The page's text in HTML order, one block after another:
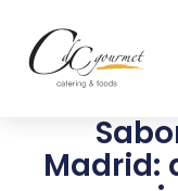
Madrid: